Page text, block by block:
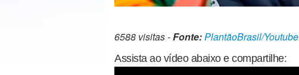
6588 visitas -Fonte:PlantãoBrasil/Youtube
Assista ao vídeo abaixo e compartilhe: